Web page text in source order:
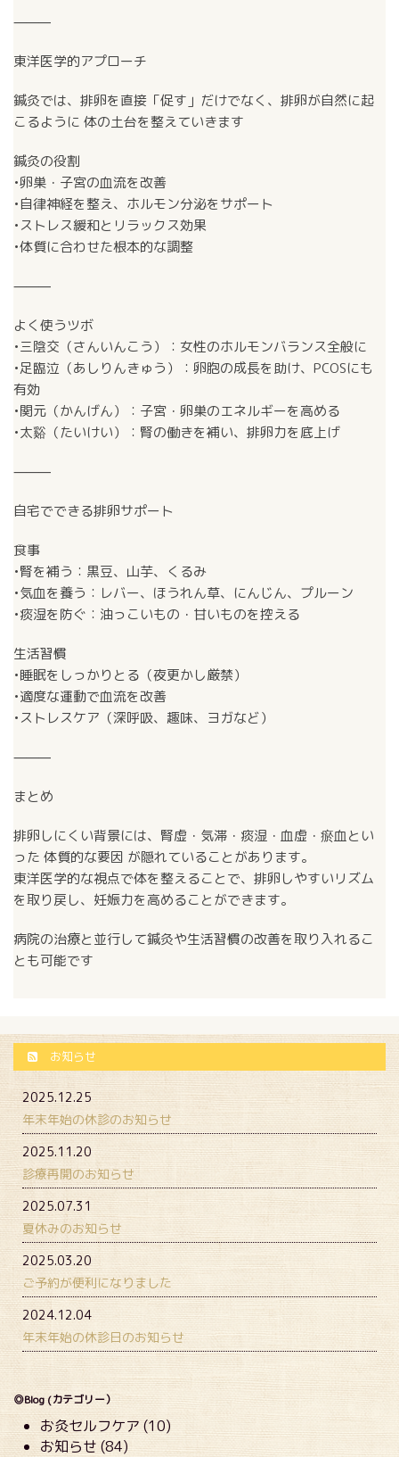
⸻
東洋医学的アプローチ
鍼灸では、排卵を直接「促す」だけでなく、排卵が自然に起
こるように 体の土台を整えていきます
鍼灸の役割
•卵巣・子宮の血流を改善
•自律神経を整え、ホルモン分泌をサポート
•ストレス緩和とリラックス効果
•体質に合わせた根本的な調整
⸻
よく使うツボ
•三陰交（さんいんこう）：女性のホルモンバランス全般に
•足臨泣（あしりんきゅう）：卵胞の成長を助け、PCOSにも
有効
•関元（かんげん）：子宮・卵巣のエネルギーを高める
•太谿（たいけい）：腎の働きを補い、排卵力を底上げ
⸻
自宅でできる排卵サポート
食事
•腎を補う：黒豆、山芋、くるみ
•気血を養う：レバー、ほうれん草、にんじん、プルーン
•痰湿を防ぐ：油っこいもの・甘いものを控える
生活習慣
•睡眠をしっかりとる（夜更かし厳禁）
•適度な運動で血流を改善
•ストレスケア（深呼吸、趣味、ヨガなど）
⸻
まとめ
排卵しにくい背景には、腎虚・気滞・痰湿・血虚・瘀血とい
った 体質的な要因 が隠れていることがあります。
東洋医学的な視点で体を整えることで、排卵しやすいリズム
を取り戻し、妊娠力を高めることができます。
病院の治療と並行して鍼灸や生活習慣の改善を取り入れるこ
とも可能です
お知らせ
2025.12.25
年末年始の休診のお知らせ
2025.11.20
診療再開のお知らせ
2025.07.31
夏休みのお知らせ
2025.03.20
ご予約が便利になりました
2024.12.04
年末年始の休診日のお知らせ
◎Blog (カテゴリー）
お灸セルフケア (10)
お知らせ (84)